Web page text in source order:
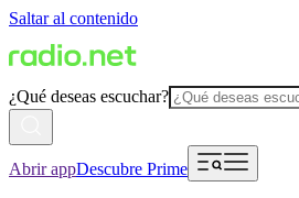
Saltar al contenido
¿Qué deseas escuchar?
Abrir appDescubre Prime